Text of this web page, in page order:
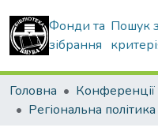
Фонди та
зібрання
Пошук
Головна Конференції
Регіональна політика